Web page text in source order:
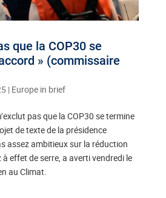
que la COP30 se
» (commissaire
| Europe in brief
pas que la COP30 se termine
de texte de la présidence
assez ambitieux sur la réduction
effet de serre, a averti vendredi le
au Climat.